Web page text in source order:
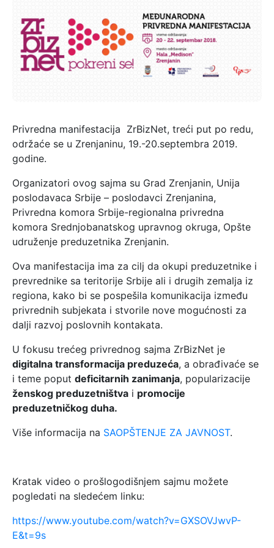
Privredna manifestacija ZrBizNet, treći put po redu,
održaće se u Zrenjaninu, 19.-20.septembra 2019.
godine.
Organizatori ovog sajma su Grad Zrenjanin, Unija
poslodavaca Srbije – poslodavci Zrenjanina,
Privredna komora Srbije-regionalna privredna
komora Srednjobanatskog upravnog okruga, Opšte
udruženje preduzetnika Zrenjanin.
Ova manifestacija ima za cilj da okupi preduzetnike i
prevrednike sa teritorije Srbije ali i drugih zemalja iz
regiona, kako bi se pospešila komunikacija između
privrednih subjekata i stvorile nove mogućnosti za
dalji razvoj poslovnih kontakata.
U fokusu trećeg privrednog sajma ZrBizNet je
digitalna transformacija preduzeća, a obrađivaće se
i teme poput deficitarnih zanimanja, popularizacije
ženskog preduzetništva i promocije
preduzetničkog duha.
Više informacija na SAOPŠTENJE ZA JAVNOST.
Kratak video o prošlogodišnjem sajmu možete
pogledati na sledećem linku:
https://www.youtube.com/watch?v=GXSOVJwvP-
E&t=9s